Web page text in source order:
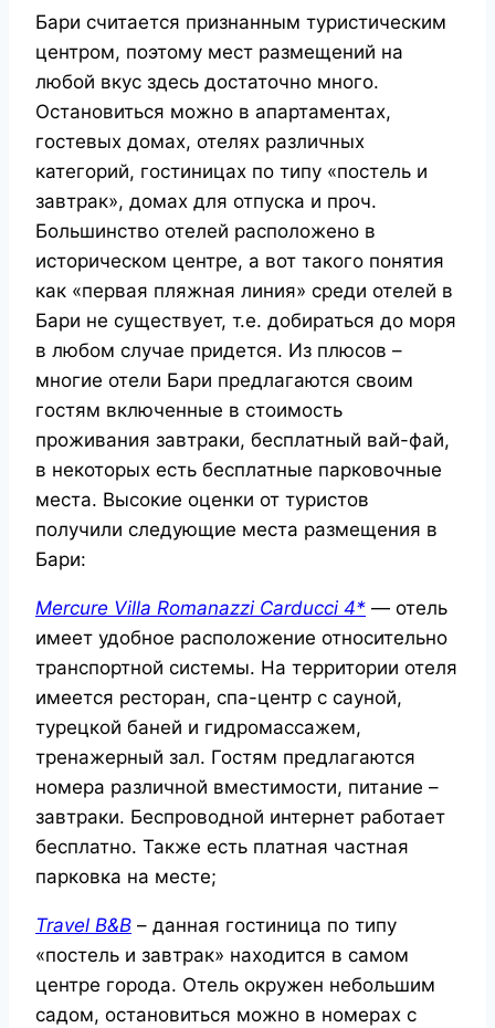
Бари считается признанным туристическим
центром, поэтому мест размещений на
любой вкус здесь достаточно много.
Остановиться можно в апартаментах,
гостевых домах, отелях различных
категорий, гостиницах по типу «постель и
завтрак», домах для отпуска и проч.
Большинство отелей расположено в
историческом центре, а вот такого понятия
как «первая пляжная линия» среди отелей в
Бари не существует, т.е. добираться до моря
в любом случае придется. Из плюсов –
многие отели Бари предлагаются своим
гостям включенные в стоимость
проживания завтраки, бесплатный вай-фай,
в некоторых есть бесплатные парковочные
места. Высокие оценки от туристов
получили следующие места размещения в
Бари:
Mercure Villa Romanazzi Carducci 4* — отель
имеет удобное расположение относительно
транспортной системы. На территории отеля
имеется ресторан, спа-центр с сауной,
турецкой баней и гидромассажем,
тренажерный зал. Гостям предлагаются
номера различной вместимости, питание –
завтраки. Беспроводной интернет работает
бесплатно. Также есть платная частная
парковка на месте;
Travel B&B – данная гостиница по типу
«постель и завтрак» находится в самом
центре города. Отель окружен небольшим
садом, остановиться можно в номерах с